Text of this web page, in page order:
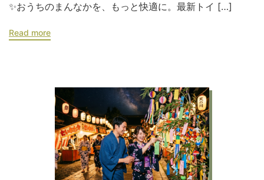
✨おうちのまんなかを、もっと快適に。最新トイ […]
Read more